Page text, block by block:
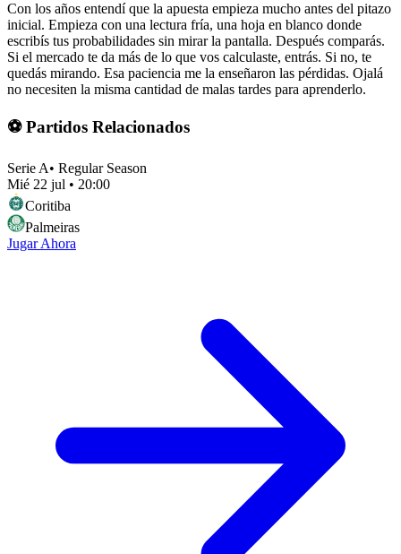
Con los años entendí que la apuesta empieza mucho antes del pitazo
inicial. Empieza con una lectura fría, una hoja en blanco donde
escribís tus probabilidades sin mirar la pantalla. Después comparás.
Si el mercado te da más de lo que vos calculaste, entrás. Si no, te
quedás mirando. Esa paciencia me la enseñaron las pérdidas. Ojalá
no necesiten la misma cantidad de malas tardes para aprenderlo.
⚽ Partidos Relacionados
Serie A• Regular Season
Mié 22 jul • 20:00
Coritiba
Palmeiras
Jugar Ahora